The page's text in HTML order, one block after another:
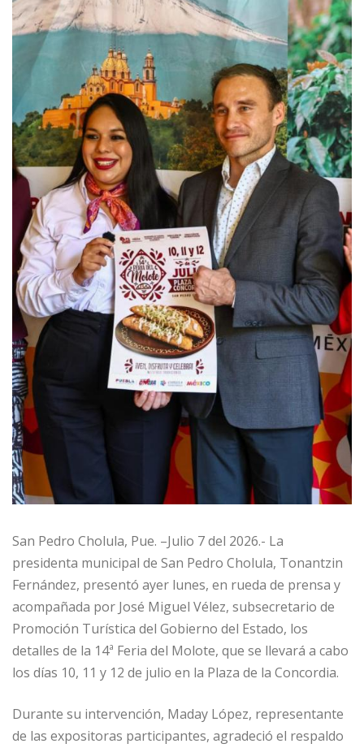
San Pedro Cholula, Pue. –Julio 7 del 2026.- La
presidenta municipal de San Pedro Cholula, Tonantzin
Fernández, presentó ayer lunes, en rueda de prensa y
acompañada por José Miguel Vélez, subsecretario de
Promoción Turística del Gobierno del Estado, los
detalles de la 14ª Feria del Molote, que se llevará a cabo
los días 10, 11 y 12 de julio en la Plaza de la Concordia.
Durante su intervención, Maday López, representante
de las expositoras participantes, agradeció el respaldo